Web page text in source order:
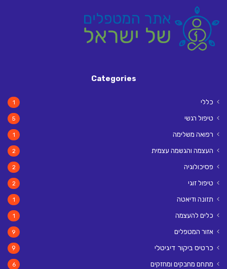
Categories
כללי 1
טיפול רגשי 5
רפואה משלימה 1
העצמה והגשמה עצמית 2
פסיכולוגיה 2
טיפול זוגי 2
תזונה ודיאטה 1
כלים להעצמה 1
אזור המטפלים 9
כרטיס ביקור דיגיטלי 9
מתחם מחבקים ומחזקים 6